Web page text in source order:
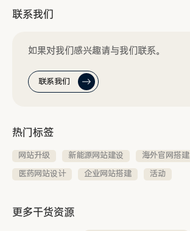
联系我们
如果对我们感兴趣请与我们联系。
联系我们
热门标签
网站升级 新能源网站建设
海外官网搭建
医药网站设计
企业网站搭建 活动
更多干货资源